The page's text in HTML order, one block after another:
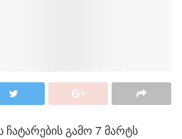
ჩატარების გამო 7 მარტს